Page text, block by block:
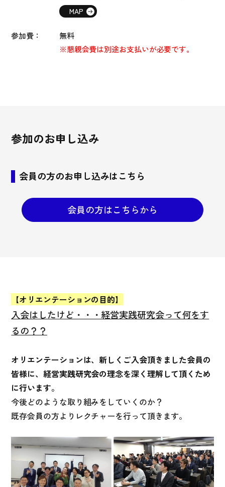
MAP
参加費：
無料
※懇親会費は別途お支払いが必要です。
参加のお申し込み
会員の方のお申し込みはこちら
会員の方はこちらから
【オリエンテーションの目的】
入会はしたけど・・・経営実践研究会って何をす
るの？？
オリエンテーションは、新しくご入会頂きました会員の
皆様に、経営実践研究会の理念を深く理解して頂くため
に行います。
今後どのような取り組みをしていくのか？
既存会員の方よりレクチャーを行って頂きます。